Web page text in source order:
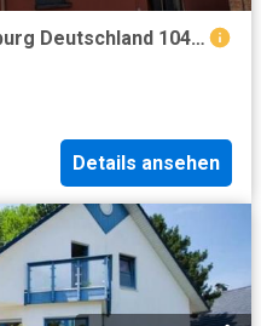
6 Schlafzimmer Haus Lüneburg Deutschland 104799865
Details ansehen